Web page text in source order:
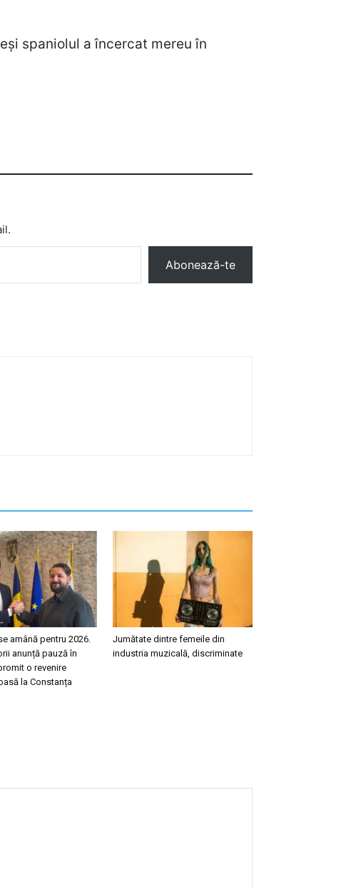
spaniolul a încercat mereu în
Abonează-te
amână pentru 2026.
anunță pauză în
o revenire
la Constanța
Jumătate dintre femeile din
industria muzicală, discriminate